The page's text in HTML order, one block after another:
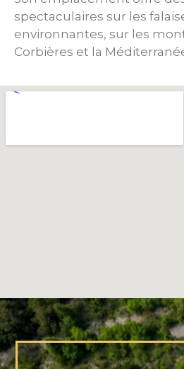
spectaculaires sur les
environnantes, sur les
Corbières et la